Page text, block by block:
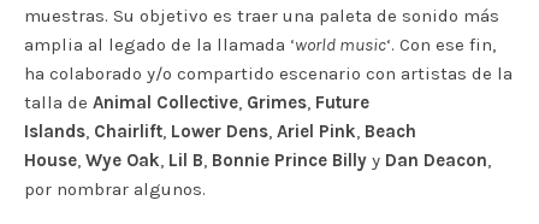
muestras. Su objetivo es traer una paleta de sonido más
amplia al legado de la llamada ‘world music‘. Con ese fin,
ha colaborado y/o compartido escenario con artistas de la
talla de Animal Collective, Grimes, Future
Islands, Chairlift, Lower Dens, Ariel Pink, Beach
House, Wye Oak, Lil B, Bonnie Prince Billy y Dan Deacon,
por nombrar algunos.